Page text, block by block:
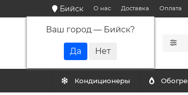
Бийск
Ваш город — Бийск?
О нас Доставка Оплата
Кондиционеры